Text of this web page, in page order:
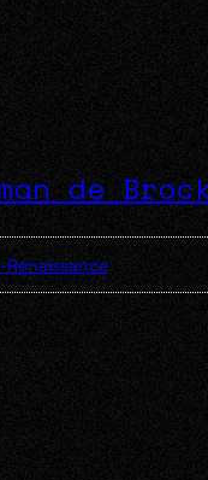
de
Renaissance